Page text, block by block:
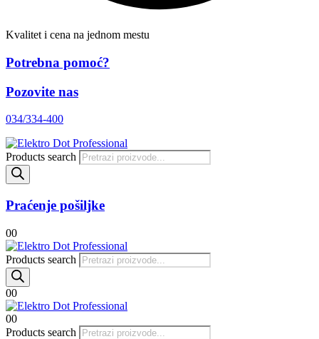
Kvalitet i cena na jednom mestu
Potrebna pomoć?
Pozovite nas
034/334-400
Products search
Praćenje pošiljke
00
Products search
00
00
Products search